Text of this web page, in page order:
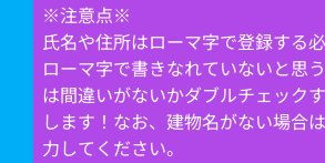
※注意点※
氏名や住所はローマ字で登録する必
ローマ字で書きなれていないと思
は間違いがないかダブルチェック
します！なお、建物名がない場合
力してください。